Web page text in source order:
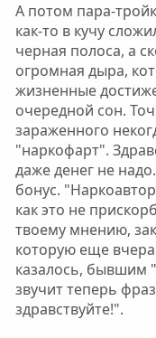
А потом пара-
как-то в кучу
черная полоса, а
огромная дыра,
жизненные
очередной сон.
зараженного
"наркофарт".
даже денег не
бонус.
как это не
твоему мнению,
которую еще
казалось, бывшим
звучит теперь
здравствуйте!".